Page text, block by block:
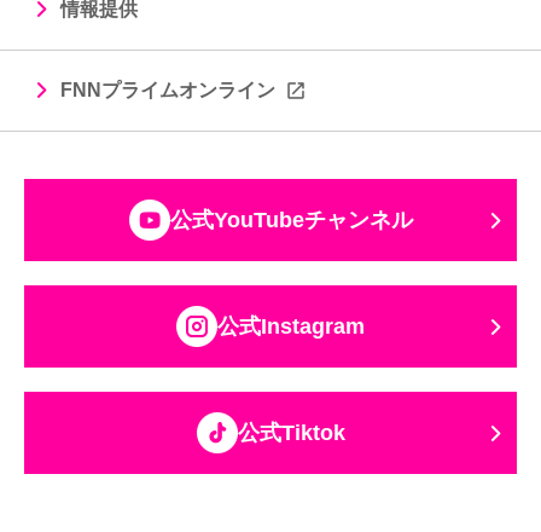
情報提供
FNNプライムオンライン
公式YouTubeチャンネル
公式Instagram
公式Tiktok